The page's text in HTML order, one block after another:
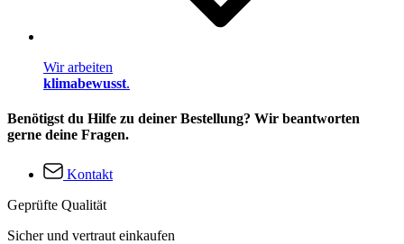
Wir arbeiten
klimabewusst.
Benötigst du Hilfe zu deiner Bestellung? Wir beantworten
gerne deine Fragen.
Kontakt
Geprüfte Qualität
Sicher und vertraut einkaufen